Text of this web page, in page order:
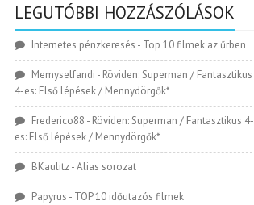
LEGUTÓBBI HOZZÁSZÓLÁSOK
Internetes pénzkeresés - Top 10 filmek az űrben
Memyselfandi - Röviden: Superman / Fantasztikus
4-es: Első lépések / Mennydörgők*
Frederico88 - Röviden: Superman / Fantasztikus 4-
es: Első lépések / Mennydörgők*
BKaulitz-Alias sorozat
Papyrus - TOP 10 időutazós filmek